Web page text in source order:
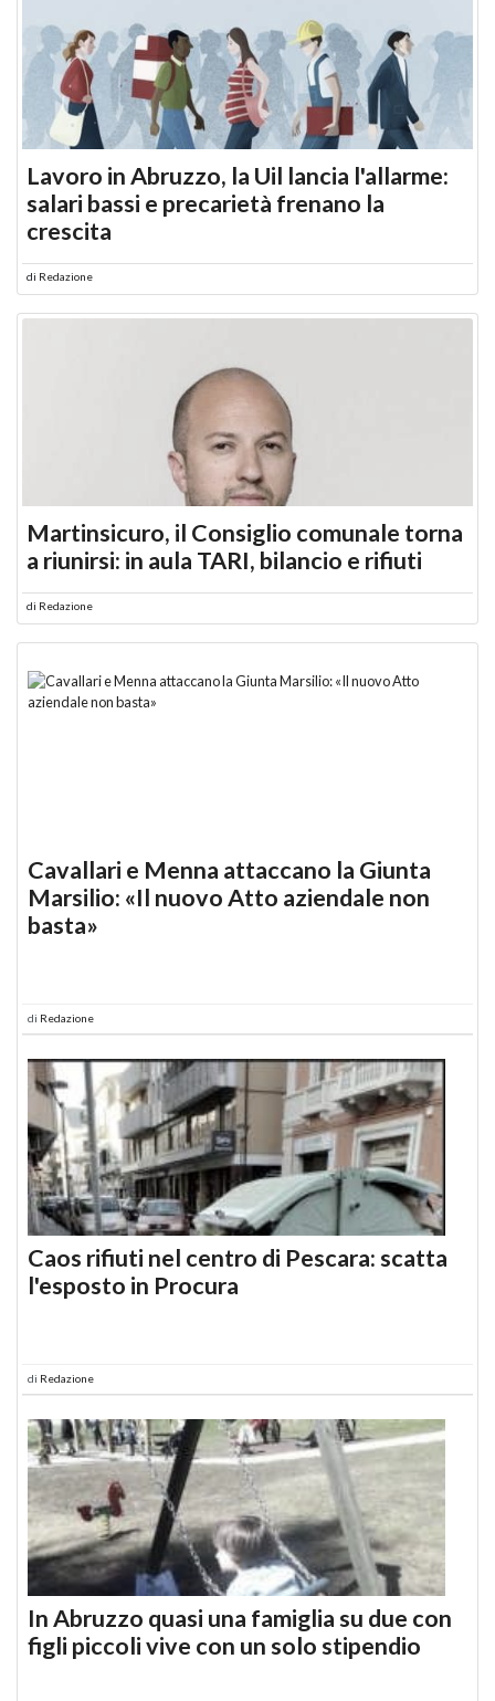
Lavoro in Abruzzo, la Uil lancia l'allarme:
salari bassi e precarietà frenano la
crescita
di Redazione
Martinsicuro, il Consiglio comunale torna
a riunirsi: in aula TARI, bilancio e rifiuti
di Redazione
Cavallari e Menna attaccano la Giunta
Marsilio: «Il nuovo Atto aziendale non
basta»
di Redazione
Caos rifiuti nel centro di Pescara: scatta
l'esposto in Procura
di Redazione
In Abruzzo quasi una famiglia su due con
figli piccoli vive con un solo stipendio